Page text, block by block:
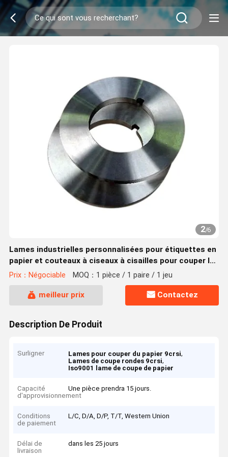
2/6
Lames industrielles personnalisées pour étiquettes en
papier et couteaux à ciseaux à cisailles pour couper le
métal
Prix：Négociable MOQ：1 pièce / 1 paire / 1 jeu
meilleur prix Contactez
Description De Produit
Surligner Lames pour couper du papier 9crsi,
Lames de coupe rondes 9crsi,
Iso9001 lame de coupe de papier
Capacité
d'approvisionnement
Une pièce prendra 15 jours.
Conditions
de paiement
L/C, D/A, D/P, T/T, Western Union
Délai de
livraison
dans les 25 jours